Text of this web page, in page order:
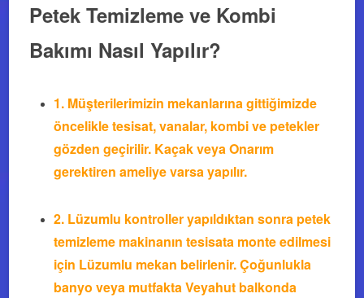
Petek Temizleme ve Kombi
Bakımı Nasıl Yapılır?
1. Müşterilerimizin mekanlarına gittiğimizde
öncelikle tesisat, vanalar, kombi ve petekler
gözden geçirilir. Kaçak veya Onarım
gerektiren ameliye varsa yapılır.
2. Lüzumlu kontroller yapıldıktan sonra petek
temizleme makinanın tesisata monte edilmesi
için Lüzumlu mekan belirlenir. Çoğunlukla
banyo veya mutfakta Veyahut balkonda